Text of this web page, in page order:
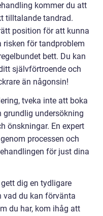
kommer du att
tilltalande tandrad.
position för att kunna
för tandproblem
bett. Du kan
självförtroende och
än någonsin!
tveka inte att boka
grundlig undersökning
önskningar. En expert
processen och
för just dina
dig en tydligare
vad du kan förvänta
du har, kom ihåg att